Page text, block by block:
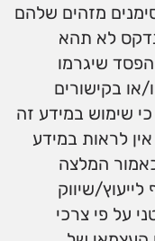
מזהים שלהם
לא תהא
שיגרמו
או בקישורים
שימוש במידע זה
לראות במידע
המלצה
שיווק
על פי צרכי